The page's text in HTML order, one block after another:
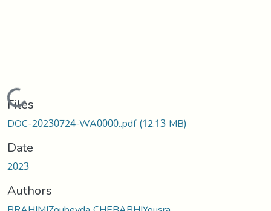
Loading...
Files
DOC-20230724-WA0000..pdf(12.13 MB)
Date
2023
Authors